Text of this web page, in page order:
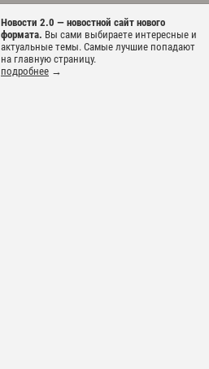
Новости 2.0 — новостной сайт нового
формата. Вы сами выбираете интересные и
актуальные темы. Самые лучшие попадают
на главную страницу.
подробнее →